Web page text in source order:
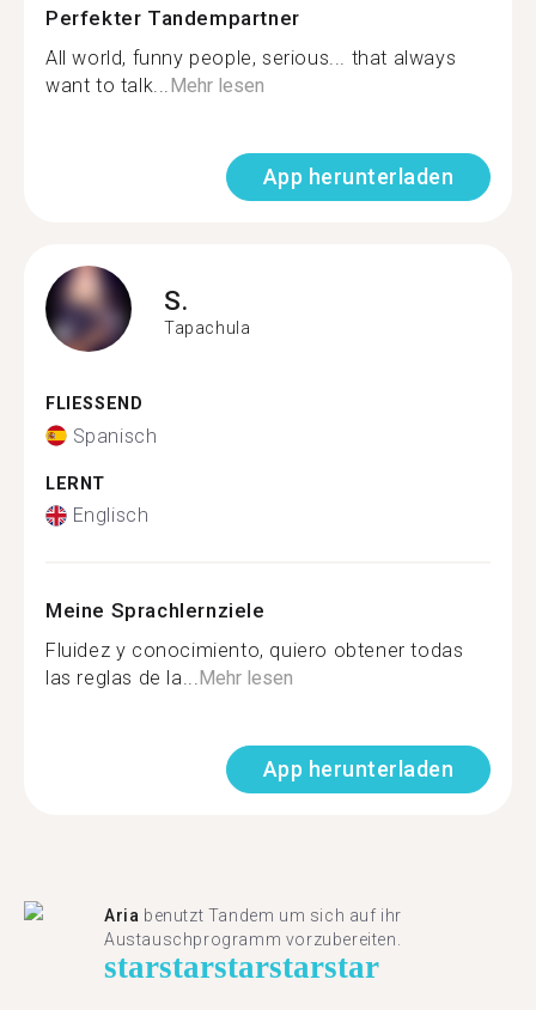
Perfekter Tandempartner
All world, funny people, serious... that always
want to talk...Mehr lesen
App herunterladen
S.
Tapachula
FLIESSEND
Spanisch
LERNT
Englisch
Meine Sprachlernziele
Fluidez y conocimiento, quiero obtener todas
las reglas de la...Mehr lesen
App herunterladen
Aria benutzt Tandem um sich auf ihr
Austauschprogramm vorzubereiten.
starstarstarstarstar